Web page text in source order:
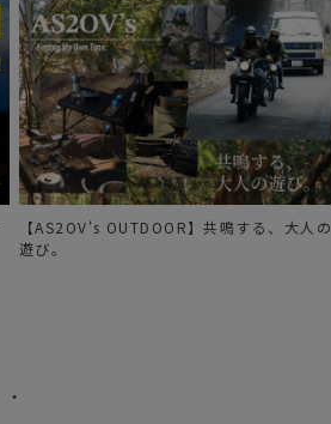
【AS2OV's OUTDOOR】共鳴する、大人の
遊び。